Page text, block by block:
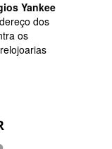
Yankee
dos
os